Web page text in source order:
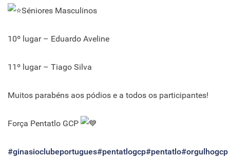
Séniores Masculinos
10º lugar – Eduardo Aveline
11º lugar – Tiago Silva
Muitos parabéns aos pódios e a todos os participantes!
Força Pentatlo GCP
#ginasioclubeportugues#pentatlogcp#pentatlo#orgulhogcp